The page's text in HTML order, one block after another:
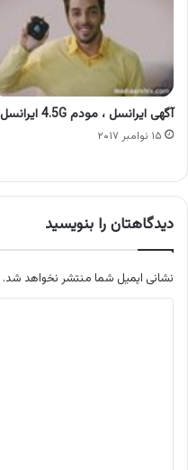
آگهی ایرانسل ، مودم 4.5G ایرانسل
۱۵ نوامبر ۲۰۱۷
دیدگاهتان را بنویسید
نشانی ایمیل شما منتشر نخواهد شد.